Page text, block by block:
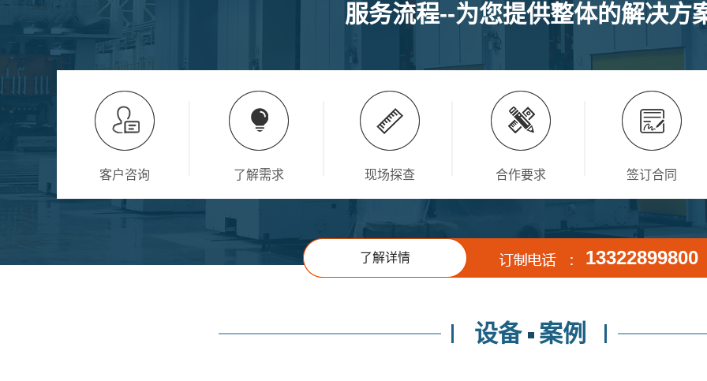
服务流程--为您提供整体的解决方
客户咨询 了解需求 现场探查 合作要求 签订合同
了解详情 13322899800
设备 案例